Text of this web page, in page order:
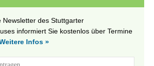
Newsletter des Stuttgarter
informiert Sie kostenlos über Termine
Infos »